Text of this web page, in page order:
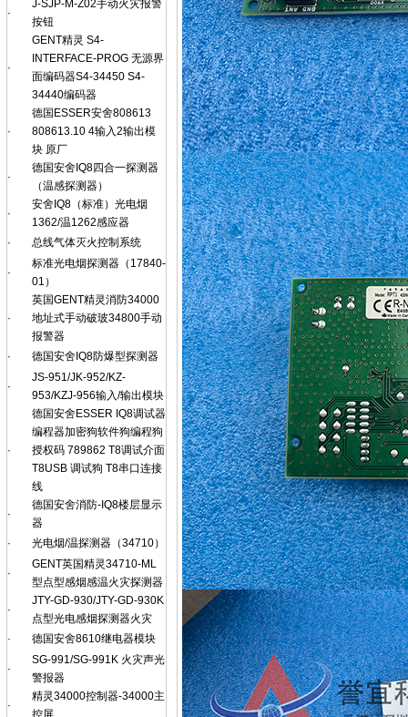
·
J-SJP-M-Z02手动火灾报警
按钮
·
GENT精灵 S4-
INTERFACE-PROG 无源界
面编码器S4-34450 S4-
34440编码器
·
德国ESSER安舍808613
808613.10 4输入2输出模
块 原厂
·
德国安舍IQ8四合一探测器
（温感探测器）
·
安舍IQ8（标准）光电烟
1362/温1262感应器
·
总线气体灭火控制系统
·
标准光电烟探测器（17840-
01）
·
英国GENT精灵消防34000
地址式手动破玻34800手动
报警器
·
德国安舍IQ8防爆型探测器
·
JS-951/JK-952/KZ-
953/KZJ-956输入/输出模块
·
德国安舍ESSER IQ8调试器
编程器加密狗软件狗编程狗
授权码 789862 T8调试介面
T8USB 调试狗 T8串口连接
线
·
德国安舍消防-IQ8楼层显示
器
·
光电烟/温探测器（34710）
·
GENT英国精灵34710-ML
型点型感烟感温火灾探测器
·
JTY-GD-930/JTY-GD-930K
点型光电感烟探测器火灾
·
德国安舍8610继电器模块
·
SG-991/SG-991K 火灾声光
警报器
·
精灵34000控制器-34000主
控屏